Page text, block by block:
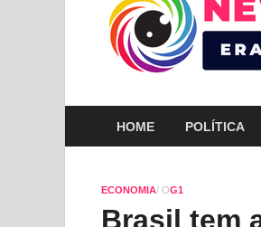
HOME POLÍTICA
ECONOMIA/ OG1
Brasil tem